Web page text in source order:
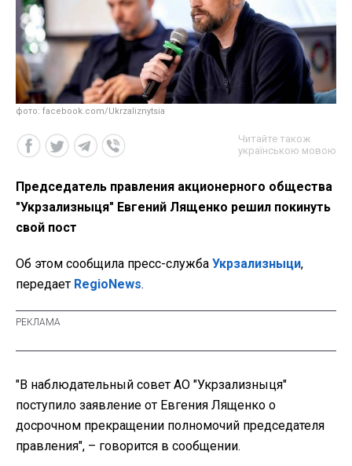
фото: facebook.com/Ukrzaliznytsia
Читайте також
українською мовою
Председатель правления акционерного общества
"Укрзализныця" Евгений Лященко решил покинуть
свой пост
Об этом сообщила пресс-служба Укрзализныци,
передает RegioNews.
"В наблюдательный совет АО "Укрзализныця"
поступило заявление от Евгения Лященко о
досрочном прекращении полномочий председателя
правления", – говорится в сообщении.